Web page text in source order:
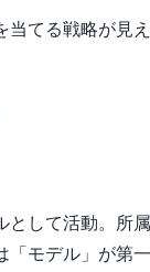
当てる戦略が見え
として活動。所属
「モデル」が第一